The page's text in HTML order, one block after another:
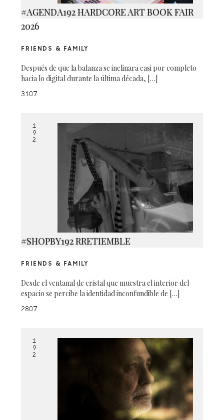
#AGENDA192 HARDCORE ART BOOK FAIR
2026
FRIENDS & FAMILY
Después de que la balanza se inclinara casi por completo
hacia lo digital durante la última década, […]
3107
1
9
2
#SHOPBY192 RRETIEMBLE
FRIENDS & FAMILY
Desde el ventanal de cristal que muestra el interior del
espacio se percibe la identidad inconfundible de […]
2807
1
9
2